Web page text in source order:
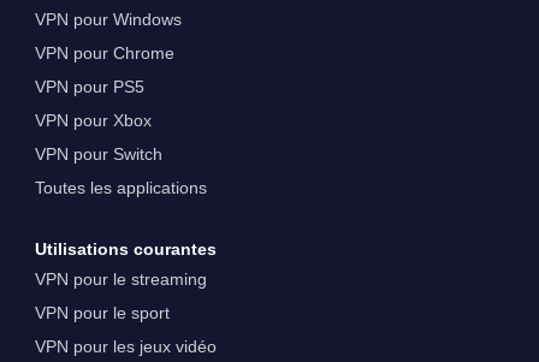
VPN pour Windows
VPN pour Chrome
VPN pour PS5
VPN pour Xbox
VPN pour Switch
Toutes les applications
Utilisations courantes
VPN pour le streaming
VPN pour le sport
VPN pour les jeux vidéo